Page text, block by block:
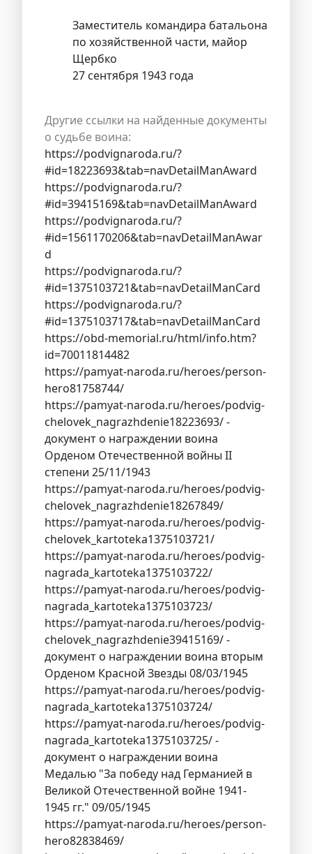
Заместитель командира батальона
по хозяйственной части, майор
Щербко
27 сентября 1943 года
Другие ссылки на найденные документы
о судьбе воина:
https://podvignaroda.ru/?
#id=18223693&tab=navDetailManAward
https://podvignaroda.ru/?
#id=39415169&tab=navDetailManAward
https://podvignaroda.ru/?
#id=1561170206&tab=navDetailManAwar
d
https://podvignaroda.ru/?
#id=1375103721&tab=navDetailManCard
https://podvignaroda.ru/?
#id=1375103717&tab=navDetailManCard
https://obd-memorial.ru/html/info.htm?
id=70011814482
https://pamyat-naroda.ru/heroes/person-
hero81758744/
https://pamyat-naroda.ru/heroes/podvig-
chelovek_nagrazhdenie18223693/ -
документ о награждении воина
Орденом Отечественной войны II
степени 25/11/1943
https://pamyat-naroda.ru/heroes/podvig-
chelovek_nagrazhdenie18267849/
https://pamyat-naroda.ru/heroes/podvig-
chelovek_kartoteka1375103721/
https://pamyat-naroda.ru/heroes/podvig-
nagrada_kartoteka1375103722/
https://pamyat-naroda.ru/heroes/podvig-
nagrada_kartoteka1375103723/
https://pamyat-naroda.ru/heroes/podvig-
chelovek_nagrazhdenie39415169/ -
документ о награждении воина вторым
Орденом Красной Звезды 08/03/1945
https://pamyat-naroda.ru/heroes/podvig-
nagrada_kartoteka1375103724/
https://pamyat-naroda.ru/heroes/podvig-
nagrada_kartoteka1375103725/ -
документ о награждении воина
Медалью "За победу над Германией в
Великой Отечественной войне 1941-
1945 гг." 09/05/1945
https://pamyat-naroda.ru/heroes/person-
hero82838469/